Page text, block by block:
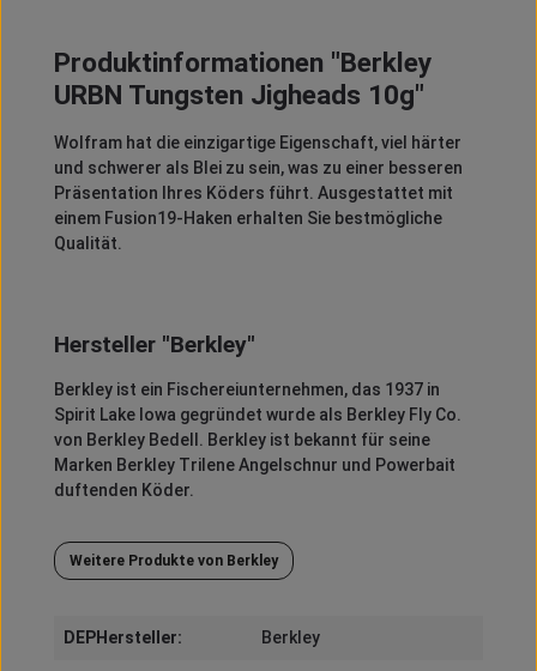
Produktinformationen "Berkley
URBN Tungsten Jigheads 10g"
Wolfram hat die einzigartige Eigenschaft, viel härter
und schwerer als Blei zu sein, was zu einer besseren
Präsentation Ihres Köders führt. Ausgestattet mit
einem Fusion19-Haken erhalten Sie bestmögliche
Qualität.
Hersteller "Berkley"
Berkleyist ein Fischereiunternehmen, das 1937 in
Spirit Lake Iowa gegründet wurde als Berkley FlyCo.
von Berkley Bedell . Berkleyist bekannt für seine
Marken Berkley TrileneAngelschnur und Powerbait
duftenden Köder.
Weitere Produkte von Berkley
DEPHersteller: Berkley